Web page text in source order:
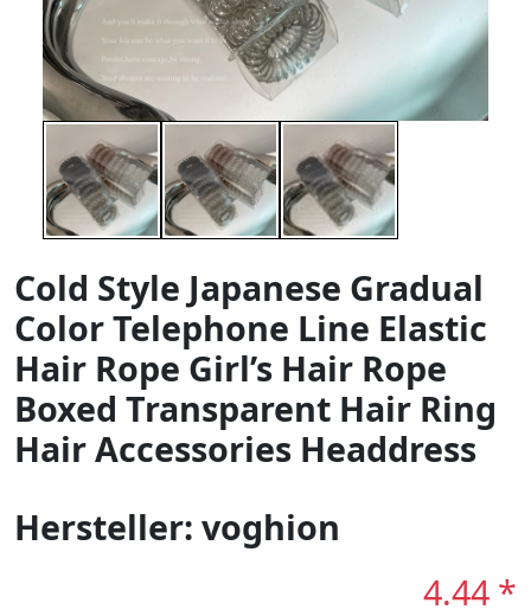
Cold Style Japanese Gradual
Color Telephone Line Elastic
Hair Rope Girl’s Hair Rope
Boxed Transparent Hair Ring
Hair Accessories Headdress
Hersteller: voghion
4.44 *